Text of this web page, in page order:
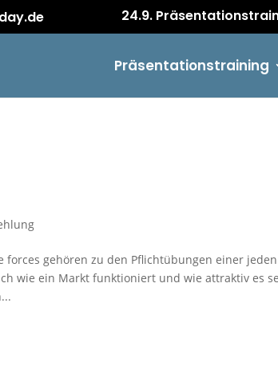
24.9.
Präsentationstraining
forces gehören zu den Pflichtübungen einer
wie ein Markt funktioniert und wie attraktiv es